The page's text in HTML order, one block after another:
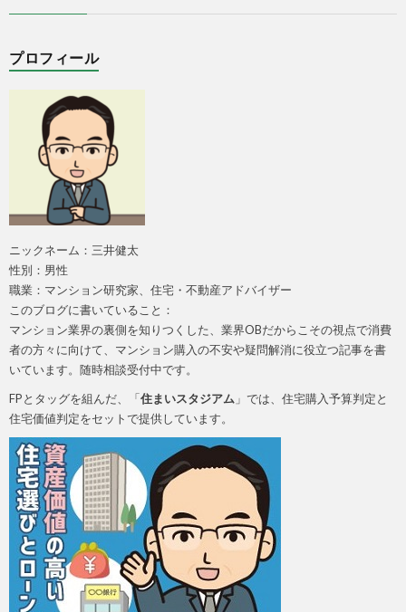
プロフィール
ニックネーム：三井健太
性別：男性
職業：マンション研究家、住宅・不動産アドバイザー
このブログに書いていること：
マンション業界の裏側を知りつくした、業界OBだからこその視点で消費
者の方々に向けて、マンション購入の不安や疑問解消に役立つ記事を書
いています。随時相談受付中です。
FPとタッグを組んだ、「住まいスタジアム 」では、住宅購入予算判定と
住宅価値判定をセットで提供しています。